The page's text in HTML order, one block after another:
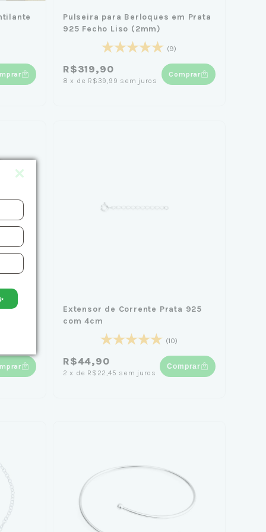
Pulseira para Berloques em Prata
925 Fecho Liso (2mm)
(9)
R$319,90
8 x de R$39,99 sem juros
Comprar
Elo
Extensor de Corrente Prata 925
com 4cm
(10)
R$44,90
2 x de R$22,45 sem juros
Comprar